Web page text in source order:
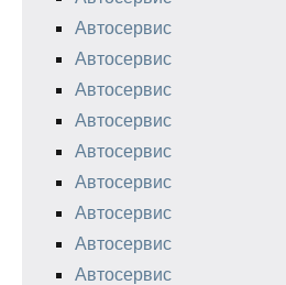
Автосервис
Автосервис
Автосервис
Автосервис
Автосервис
Автосервис
Автосервис
Автосервис
Автосервис